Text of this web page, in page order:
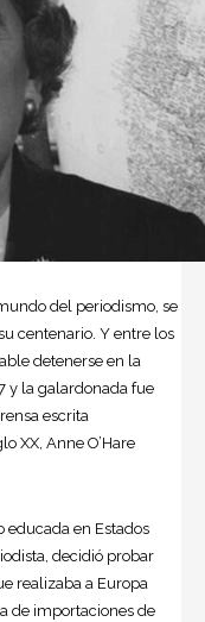
del periodismo, se
centenario. Y entre los
detenerse en la
y la galardonada fue
escrita
XX, Anne O’Hare
educada en Estados
decidió probar
realizaba a Europa
de importaciones de